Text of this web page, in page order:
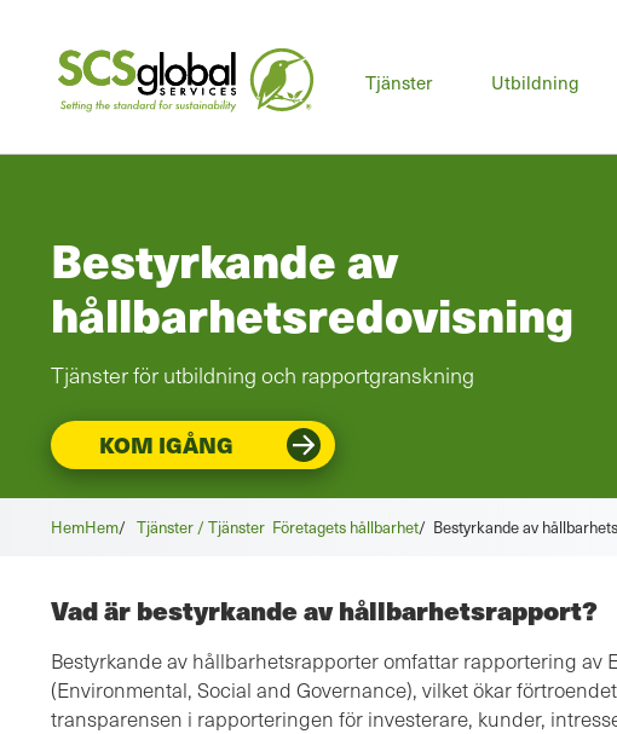
Tjänster Utbildning
Bestyrkande av
hållbarhetsredovisning
Tjänster för utbildning och rapportgranskning
KOM IGÅNG
Hem /
Hem Tjänster / Tjänster Företagets hållbarhet/ Bestyrkande av
Vad är bestyrkande av hållbarhetsrapport?
Bestyrkande av hållbarhetsrapporter omfattar rapportering av
(Environmental, Social and Governance), vilket ökar
transparensen i rapporteringen för investerare, kunder,